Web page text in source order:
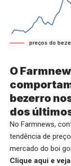
preços do
O
bezerro
dos
No Farmnews,
tendência de
mercado do boi
Clique aqui e